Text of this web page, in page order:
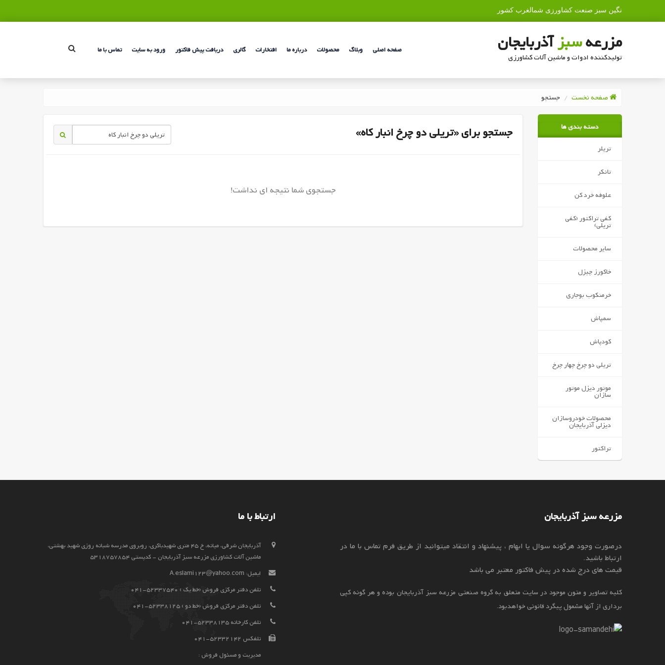
نگین سبز صنعت کشاورزی شمالغرب کشور
مزرعهسبزآذربایجان
تولیدکننده ادوات و ماشین آلات کشاورزی
صفحه اصلی وبلاگ محصولات درباره ما افتخارات گالری دریافت پیش فاکتور ورود به سایت تماس با ما
صفحه نخست جستجو
دسته بندی ها
تریلر
تانکر
علوفه خرد کن
کفی تراکتور (کفی
تریلی)
سایر محصولات
خاکورز چیزل
خرمنکوب بوجاری
سمپاش
کودپاش
تریلی دو چرخ چهار چرخ
موتور دیزل موتور
سازان
محصولات خودروسازان
دیزلی آذربایجان
تراکتور
جستجو برای «تریلی دو چرخ انبار کاه»
جستجوی شما نتیجه ای نداشت!
مزرعه سبز آذربایجان
درصورت وجود هرگونه سوال یا ابهام ، پیشنهاد و انتقاد میتوانید از طریق فرم تماس با ما در
ارتباط باشید.
قیمت های درج شده در پیش فاکتور معتبر می باشد
کلیه تصاویر و متون موجود در سایت متعلق به گروه صنعتی مزرعه سبز آذربایجان بوده و هر گونه کپی
برداری از آنها مشمول پیگرد قانونی خواهدبود.
ارتباط با ما
آذربايجان شرقي، ميانه، خ 45 متری شهیدباکری، روبروی مدرسه شبانه روزی شهید بهشتی،
ماشین آلات کشاورزی مزرعه سبز آذربایجان - کدپستی 5318757854
ایمیل: A.eslami123@yahoo.com
تلفن دفتر مرکزی فروش (خط یک ) 52337540-041
تلفن دفتر مرکزی فروش (خط دو ) 52338125-041
تلفن کارخانه 52338135-041
تلفکس 52332142-041
مدیریت و مسئول فروش :